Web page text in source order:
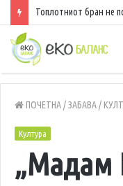
ПОЧЕТНА/ЗАБАВА/
Култура
„Мадам